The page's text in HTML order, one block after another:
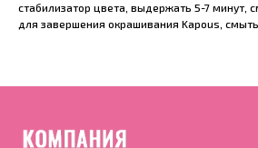
стабилизатор цвета, выдержать 5-7 минут,
для завершения окрашивания Kapous, смыть.